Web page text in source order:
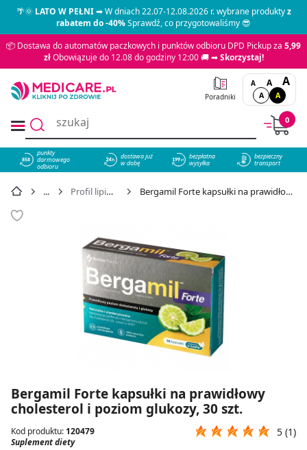
🌴🌞LATO W PEŁNI➡ W dniach 22.07-12.08.2026 r. wybrane produktyz
rabatem do -40%Sprawdź, co przygotowaliśmy 😎
📦 Dostawa do automatów paczkowych i punktów odbioru DPD Pickup za 5,99
złObowiązuje do 12.08 do godziny 12:00 🚚 ➡Skorzystaj!
Poradniki
A A A
A A
0
858
punkty
darmowego
odbioru
dostawa już
w dobę
bezpłatna
wysyłka
bezpieczny
transport
Profil lipidowy i zdrowie naczyń Bergamil Forte kapsułki na prawidłowy cholesterol i poziom glukozy, 30 szt. - cena 42,89 zł
Bergamil Forte kapsułki na prawidłowy
cholesterol i poziom glukozy, 30 szt.
Kod produktu: 120479
Suplement diety
5 (1)